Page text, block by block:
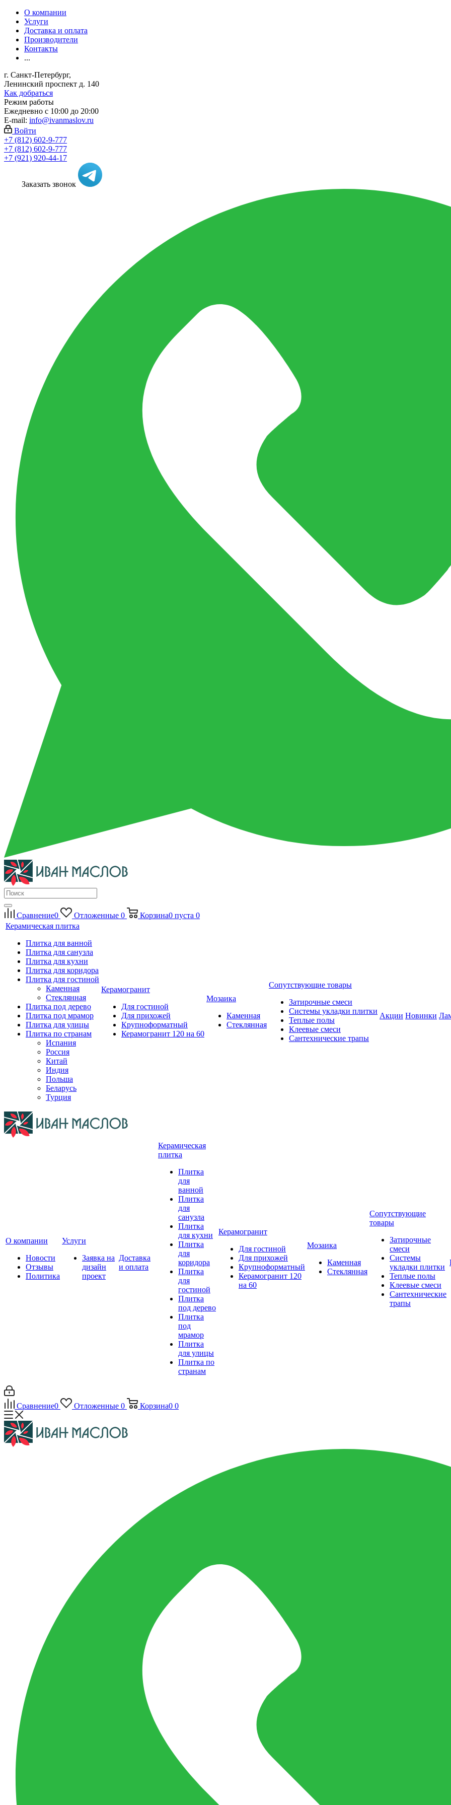
О компании
Услуги
Доставка и оплата
Производители
Контакты
...
г. Санкт-Петербург,
Ленинский проспект д. 140
Как добраться
Режим работы
Ежедневно с 10:00 до 20:00
E-mail: info@ivanmaslov.ru
Войти
+7 (812) 602-9-777
+7 (812) 602-9-777
+7 (921) 920-44-17
Заказать звонок
Сравнение0 Отложенные 0 Корзина0 пуста 0
Керамическая плитка
Плитка для ванной
Плитка для санузла
Плитка для кухни
Плитка для коридора
Плитка для гостиной
Каменная
Стеклянная
Плитка под дерево
Плитка под мрамор
Плитка для улицы
Плитка по странам
Испания
Россия
Китай
Индия
Польша
Беларусь
Турция
Керамогранит
Для гостиной
Для прихожей
Крупноформатный
Керамогранит 120 на 60
Мозаика
Каменная
Стеклянная
Сопутствующие товары
Затирочные смеси
Системы укладки плитки
Теплые полы
Клеевые смеси
Сантехнические трапы
Акции Новинки
О компании
Новости
Отзывы
Политика
Услуги
Заявка на
дизайн
проект
Доставка
и оплата
Керамическая
плитка
Плитка
для
ванной
Плитка
для
санузла
Плитка
для кухни
Плитка
для
коридора
Плитка
для
гостиной
Плитка
под дерево
Плитка
под
мрамор
Плитка
для улицы
Плитка по
странам
Керамогранит
Для гостиной
Для прихожей
Крупноформатный
Керамогранит 120
на 60
Мозаика
Каменная
Стеклянная
Сопутствующие
товары
Затирочные
смеси
Системы
укладки плитки
Теплые полы
Клеевые смеси
Сантехнические
трапы
Сравнение0 Отложенные 0 Корзина0 0